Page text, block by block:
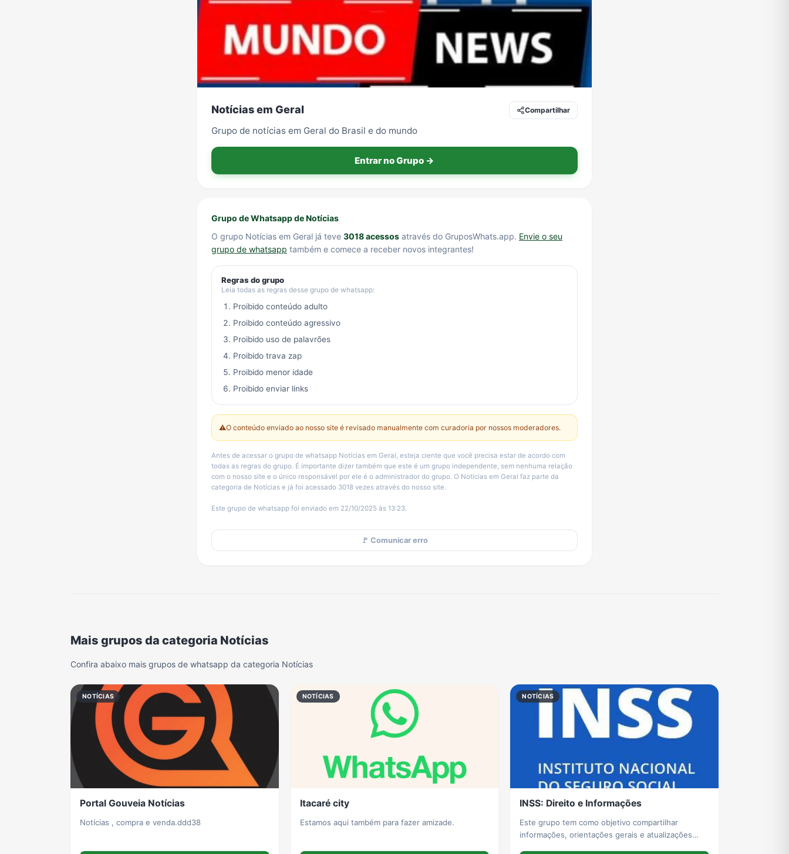
Notícias em Geral Compartilhar
Grupo de notícias em Geral do Brasil e do mundo
Entrar no Grupo →
Grupo de Whatsapp de Notícias
O grupo Notícias em Geral já teve 3018 acessos através do GruposWhats.app. Envie o seu
grupo de whatsapp também e comece a receber novos integrantes!
Regras do grupo
Leia todas as regras desse grupo de whatsapp:
Proibido conteúdo adulto
Proibido conteúdo agressivo
Proibido uso de palavrões
Proibido trava zap
Proibido menor idade
Proibido enviar links
⚠️O conteúdo enviado ao nosso site é revisado manualmente com curadoria por nossos moderadores.
Antes de acessar o grupo de whatsapp Notícias em Geral, esteja ciente que você precisa estar de acordo com
todas as regras do grupo. É importante dizer também que este é um grupo independente, sem nenhuma relação
com o nosso site e o único responsável por ele é o administrador do grupo. O Notícias em Geral faz parte da
categoria de Notícias e já foi acessado 3018 vezes através do nosso site.
Este grupo de whatsapp foi enviado em 22/10/2025 às 13:23.
🚩 Comunicar erro
Mais grupos da categoria Notícias
Confira abaixo mais grupos de whatsapp da categoria Notícias
NOTÍCIAS
Portal Gouveia Notícias
Notícias , compra e venda.ddd38
NOTÍCIAS
Itacaré city
Estamos aqui também para fazer amizade.
NOTÍCIAS
INSS: Direito e Informações
Este grupo tem como objetivo compartilhar
informações, orientações gerais e atualizações